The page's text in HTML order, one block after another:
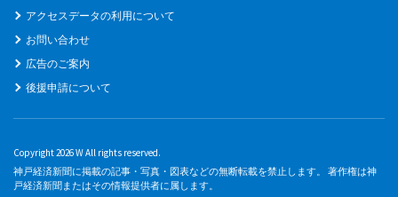
アクセスデータの利用について
お問い合わせ
広告のご案内
後援申請について
Copyright 2026 W All rights reserved.
神戸経済新聞に掲載の記事・写真・図表などの無断転載を禁止します。 著作権は神
戸経済新聞またはその情報提供者に属します。